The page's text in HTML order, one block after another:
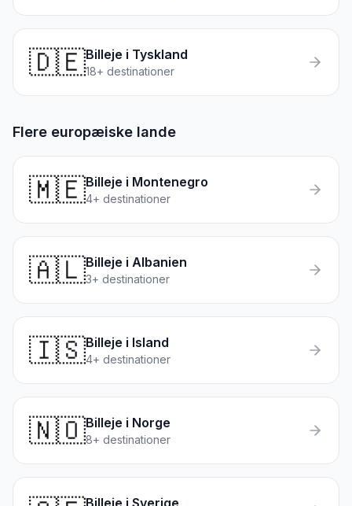
🇩🇪Billeje i Tyskland
18+ destinationer
Flere europæiske lande
🇲🇪Billeje i Montenegro
4+ destinationer
🇦🇱Billeje i Albanien
3+ destinationer
🇮🇸Billeje i Island
4+ destinationer
🇳🇴Billeje i Norge
8+ destinationer
Billeje i Sverige